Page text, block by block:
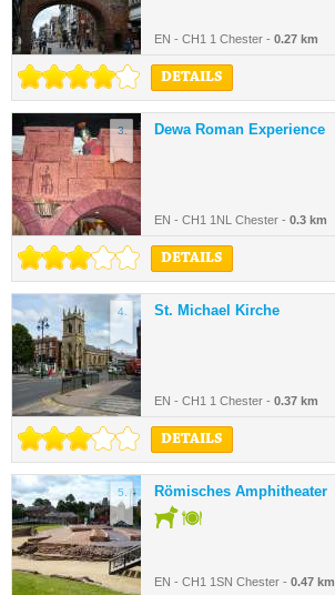
EN - CH1 1 Chester - 0.27 km
DETAILS
3. Dewa Roman Experience
EN - CH1 1NL Chester - 0.3 km
DETAILS
4. St. Michael Kirche
EN - CH1 1 Chester - 0.37 km
DETAILS
5. Römisches Amphitheater
EN - CH1 1SN Chester - 0.47 km